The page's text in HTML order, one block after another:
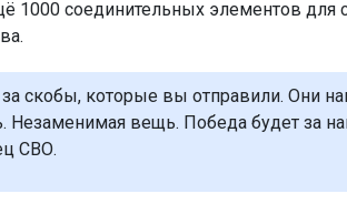
1000 соединительных элементов для
за скобы, которые вы отправили. Они
Незаменимая вещь. Победа будет за
СВО.